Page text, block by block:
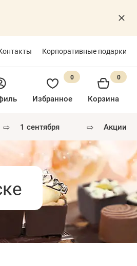
Корпоративные подарки
Избранное
0
Корзина
0
⇨ 1 сентября ⇨ акции